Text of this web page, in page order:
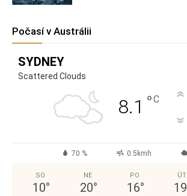
Počasí v Austrálii
SYDNEY
Scattered Clouds
8.1 °C
70 % 0.5kmh
SO
10°
NE
20°
PO
16°
ÚT
19